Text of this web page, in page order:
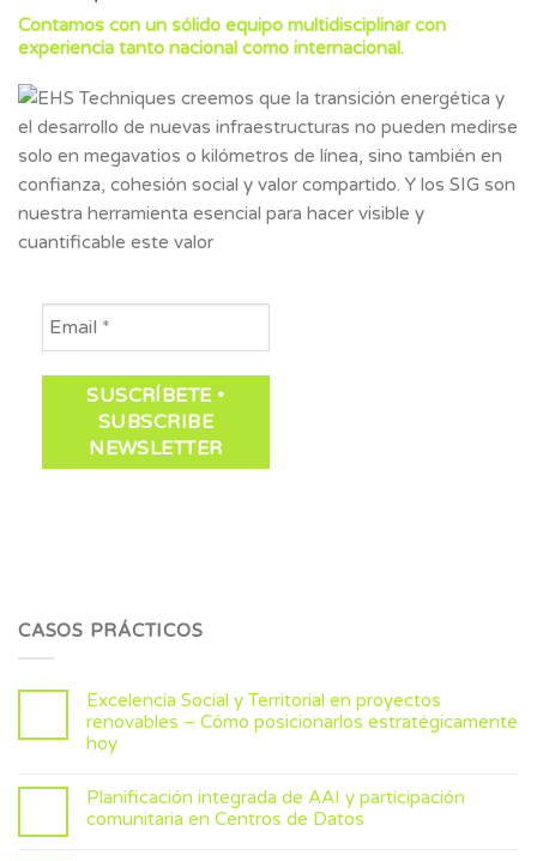
Contamos con un sólido equipo multidisciplinar con
experiencia tanto nacional como internacional.
CASOS PRÁCTICOS
Excelencia Social y Territorial en proyectos
renovables – Cómo posicionarlos estratégicamente
hoy
Planificación integrada de AAI y participación
comunitaria en Centros de Datos